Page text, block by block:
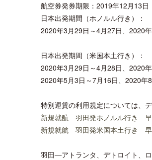
航空券発券期限：2019年12月13日
日本出発期間（ホノルル行き）：
2020年3月29日～4月27日、2020
日本出発期間（米国本土行き）：
2020年3月29日～4月28日、2020
2020年5月3日～7月16日、2020年
特別運賃の利用規定については、
新規就航 羽田発ホノルル行き
新規就航 羽田発米国本土行き
羽田―アトランタ、デトロイト、